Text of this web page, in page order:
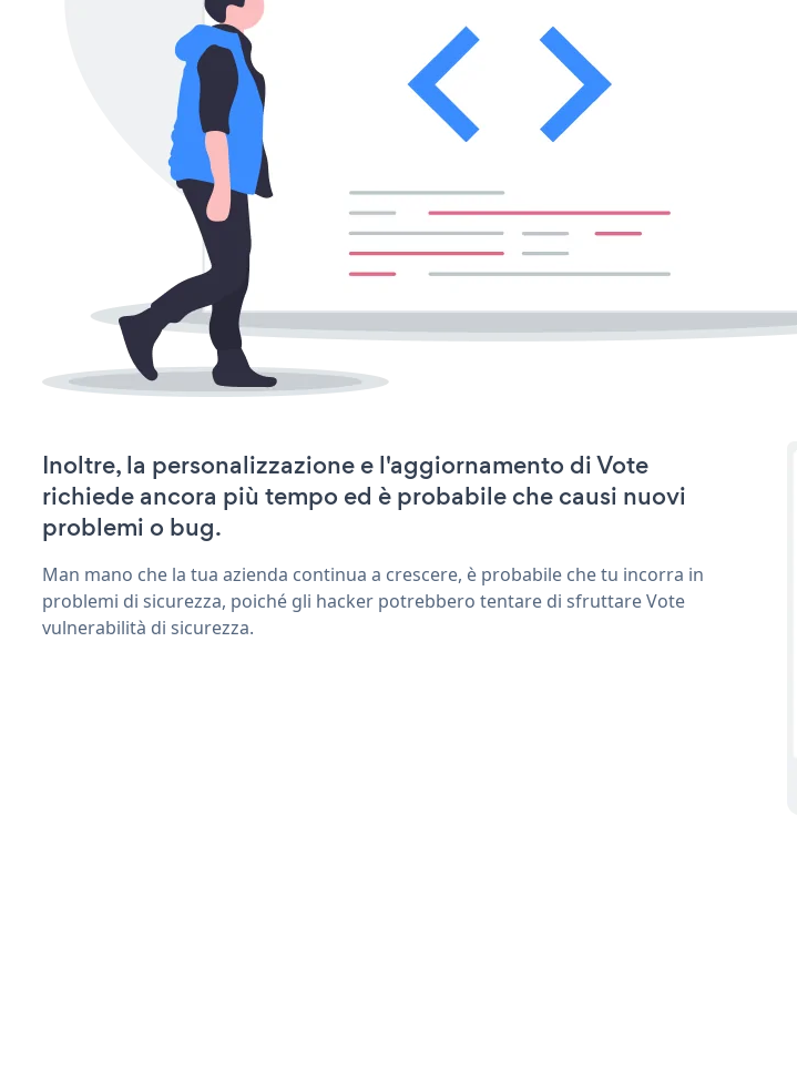
Inoltre, la personalizzazione e l'aggiornamento di Vote
richiede ancora più tempo ed è probabile che causi nuovi
problemi o bug.
Man mano che la tua azienda continua a crescere, è probabile che tu incorra in
problemi di sicurezza, poiché gli hacker potrebbero tentare di sfruttare Vote
vulnerabilità di sicurezza.